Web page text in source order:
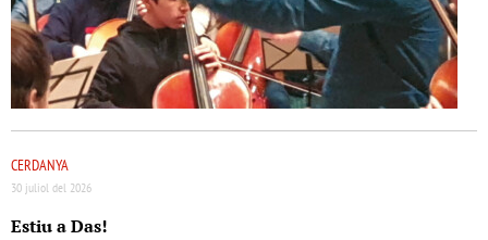
CERDANYA
30 juliol del 2026
Estiu a Das!